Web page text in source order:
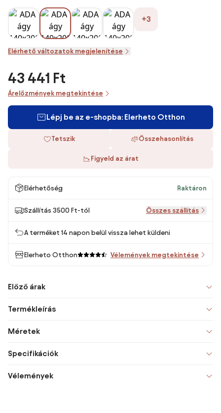
+3
Elérhető változatok megjelenítése
43 441 Ft
Árelőzmények megtekintése
Lépj be az e-shopba: Elerheto Otthon
Tetszik Összehasonlítás
Figyeld az árat
Elérhetőség Raktáron
Szállítás 3500 Ft-tól Összes szállítás
A terméket 14 napon belül vissza lehet küldeni
Elerheto Otthon Vélemények megtekintése
Előző árak
Termékleírás
Méretek
Specifikációk
Vélemények